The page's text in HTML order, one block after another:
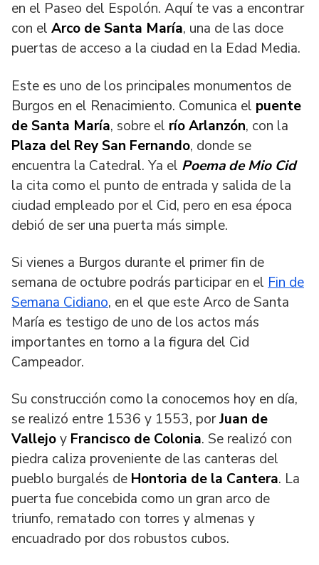
en el Paseo del Espolón. Aquí te vas a encontrar
con el Arco de Santa María, una de las doce
puertas de acceso a la ciudad en la Edad Media.
Este es uno de los principales monumentos de
Burgos en el Renacimiento. Comunica el puente
de Santa María, sobre el río Arlanzón, con la
Plaza del Rey San Fernando, donde se
encuentra la Catedral. Ya el Poema de Mio Cid
la cita como el punto de entrada y salida de la
ciudad empleado por el Cid, pero en esa época
debió de ser una puerta más simple.
Si vienes a Burgos durante el primer fin de
semana de octubre podrás participar en el Fin de
Semana Cidiano, en el que este Arco de Santa
María es testigo de uno de los actos más
importantes en torno a la figura del Cid
Campeador.
Su construcción como la conocemos hoy en día,
se realizó entre 1536 y 1553, porJuan de
Vallejoy Francisco de Colonia. Se realizó con
piedra caliza proveniente de las canteras del
pueblo burgalés de Hontoria de la Cantera. La
puerta fue concebida como un gran arco de
triunfo, rematado con torres y almenas y
encuadrado por dos robustos cubos.